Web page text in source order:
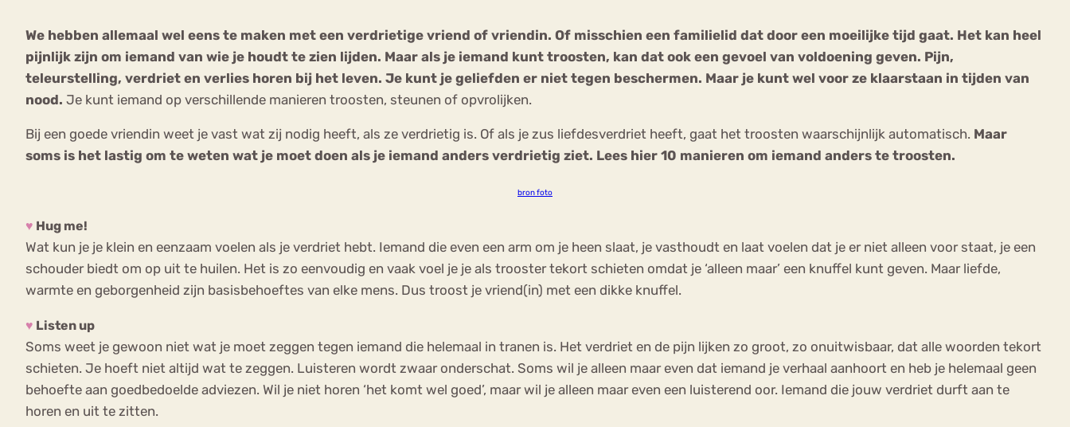
We hebben allemaal wel eens te maken met een verdrietige vriend of vriendin. Of misschien een familielid dat door een moeilijke tijd gaat. Het kan heel
pijnlijk zijn om iemand van wie je houdt te zien lijden. Maar als je iemand kunt troosten, kan dat ook een gevoel van voldoening geven. Pijn,
teleurstelling, verdriet en verlies horen bij het leven. Je kunt je geliefden er niet tegen beschermen. Maar je kunt wel voor ze klaarstaan in tijden van
nood. Je kunt iemand op verschillende manieren troosten, steunen of opvrolijken.
Bij een goede vriendin weet je vast wat zij nodig heeft, als ze verdrietig is. Of als je zus liefdesverdriet heeft, gaat het troosten waarschijnlijk automatisch. Maar
soms is het lastig om te weten wat je moet doen als je iemand anders verdrietig ziet. Lees hier 10 manieren om iemand anders te troosten.
bron foto
♥ Hug me!
Wat kun je je klein en eenzaam voelen als je verdriet hebt. Iemand die even een arm om je heen slaat, je vasthoudt en laat voelen dat je er niet alleen voor staat, je een
schouder biedt om op uit te huilen. Het is zo eenvoudig en vaak voel je je als trooster tekort schieten omdat je ‘alleen maar’ een knuffel kunt geven. Maar liefde,
warmte en geborgenheid zijn basisbehoeftes van elke mens. Dus troost je vriend(in) met een dikke knuffel.
♥ Listen up
Soms weet je gewoon niet wat je moet zeggen tegen iemand die helemaal in tranen is. Het verdriet en de pijn lijken zo groot, zo onuitwisbaar, dat alle woorden tekort
schieten. Je hoeft niet altijd wat te zeggen. Luisteren wordt zwaar onderschat. Soms wil je alleen maar even dat iemand je verhaal aanhoort en heb je helemaal geen
behoefte aan goedbedoelde adviezen. Wil je niet horen ‘het komt wel goed’, maar wil je alleen maar even een luisterend oor. Iemand die jouw verdriet durft aan te
horen en uit te zitten.
Boulimia Nervosa Eetstoornis Anorexia Nervosa Eetbuien Piekeren Sport
Trauma
Orthorexia
Afvallen Angst